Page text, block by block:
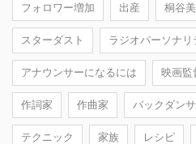
フォロワー増加 出産 桐谷
スターダスト ラジオパーソナリ
アナウンサーになるには 映画監
作詞家 作曲家 バックダン
テクニック 家族 レシピ